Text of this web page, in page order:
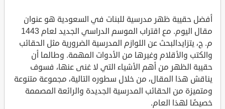
أفضل حقيبة ظهر مدرسية للبنات في السعودية هو عنوان
مقال اليوم. مع اقتراب الموسم الدراسي الجديد لعام 1443
م. ج، يتزايدالبحث عن اللوازم المدرسية الضرورية مثل الحقائب
والكتب والأقلام وغيرها من الأدوات المهمة. وطالما أن
حقيبة الظهر من أهم الأشياء التي لا غنى عنها، فسوف
يناقش هذا المقال، من خلال سطوره التالية، مجموعة متنوعة
ومتميزة من الحقائب المدرسية الجديدة والرائعة المصممة
خصيصًا لهذا العام.